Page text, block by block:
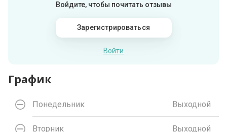
Войдите, чтобы почитать отзывы
Зарегистрироваться
Войти
График
Понедельник Выходной
Вторник Выходной